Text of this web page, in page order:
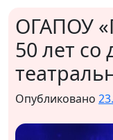
ОГАПОУ
50 лет со
Опубликовано